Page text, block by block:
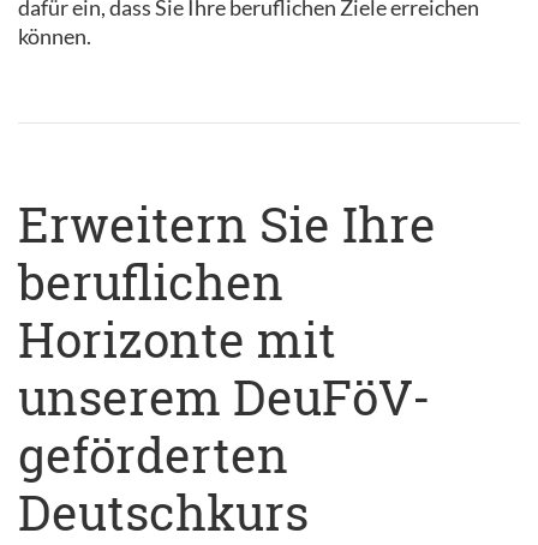
dafür ein, dass Sie Ihre beruflichen Ziele erreichen
können.
Erweitern Sie Ihre
beruflichen
Horizonte mit
unserem DeuFöV-
geförderten
Deutschkurs